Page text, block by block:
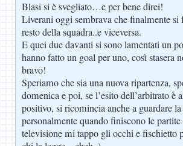
Blasi si è svegliato…e per bene direi!
Liverani oggi sembrava che finalmente si
resto della squadra..e viceversa.
E quei due davanti si sono lamentati un
hanno fatto un goal per uno, così stasera
bravo!
Speriamo che sia una nuova ripartenza,
domenica e poi, se l’esito dell’arbitrato è
positivo, si ricomincia anche a guardare
personalmente quando finiscono le
televisione mi tappo gli occhi e fischietto